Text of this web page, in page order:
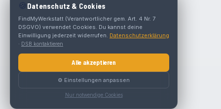
🍪 Datenschutz & Cookies
FindMyWerkstatt (Verantwortlicher gem. Art. 4 Nr. 7
DSGVO) verwendet Cookies. Du kannst deine
Einwilligung jederzeit widerrufen. Datenschutzerklärung
· DSB kontaktieren
Alle akzeptieren
⚙️ Einstellungen anpassen
Nur notwendige Cookies